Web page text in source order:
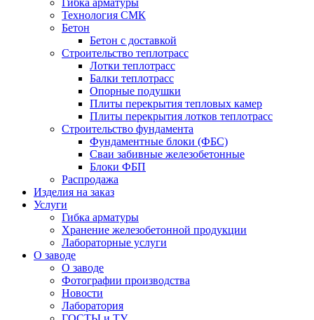
Гибка арматуры
Технология СМК
Бетон
Бетон с доставкой
Строительство теплотрасс
Лотки теплотрасс
Балки теплотрасс
Опорные подушки
Плиты перекрытия тепловых камер
Плиты перекрытия лотков теплотрасс
Строительство фундамента
Фундаментные блоки (ФБС)
Сваи забивные железобетонные
Блоки ФБП
Распродажа
Изделия на заказ
Услуги
Гибка арматуры
Хранение железобетонной продукции
Лабораторные услуги
О заводе
О заводе
Фотографии производства
Новости
Лаборатория